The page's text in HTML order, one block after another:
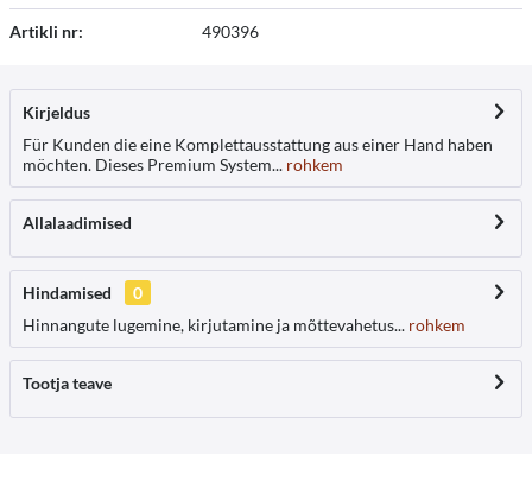
Artikli nr: 490396
Kirjeldus
Für Kunden die eine Komplettausstattung aus einer Hand haben
möchten. Dieses Premium System... rohkem
Allalaadimised
Hindamised
0
Hinnangute lugemine, kirjutamine ja mõttevahetus... rohkem
Tootja teave